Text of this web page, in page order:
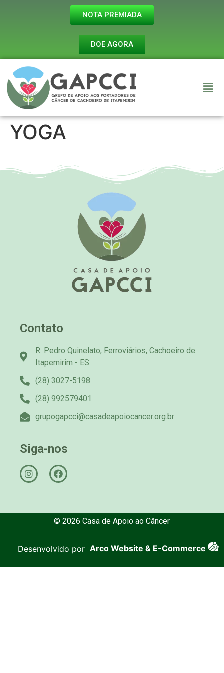
NOTA PREMIADA
DOE AGORA
YOGA
Contato
R. Pedro Quinelato, Ferroviários, Cachoeiro de
Itapemirim - ES
(28) 3027-5198
(28) 992579401
grupogapcci@casadeapoiocancer.org.br
Siga-nos
© 2026 Casa de Apoio ao Câncer
Desenvolvido por Arco Website & E-Commerce